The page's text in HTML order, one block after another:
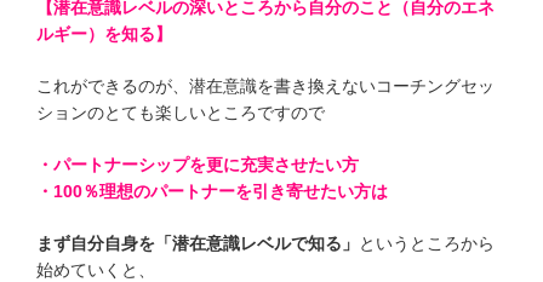
【潜在意識レベルの深いところから自分のこと（自分のエネ
ルギー）を知る】
これができるのが、潜在意識を書き換えないコーチングセッ
ションのとても楽しいところですので
・パートナーシップを更に充実させたい方
・100％理想のパートナーを引き寄せたい方は
まず自分自身を「潜在意識レベルで知る」 というところから
始めていくと、